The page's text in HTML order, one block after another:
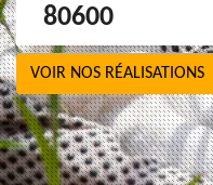
80600
VOIR NOS RÉALISATIONS